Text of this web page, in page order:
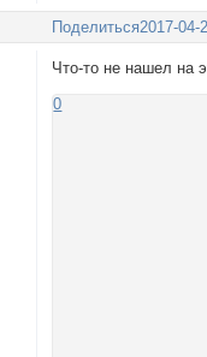
Поделиться2017-04-
Что-то не нашел на
0